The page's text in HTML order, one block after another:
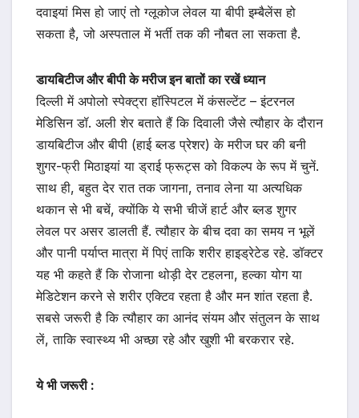
दवाइयां मिस हो जाएं तो ग्लूकोज लेवल या बीपी इम्बैलेंस हो
सकता है, जो अस्पताल में भर्ती तक की नौबत ला सकता है.
डायबिटीज और बीपी के मरीज इन बातों का रखें ध्यान
दिल्ली में अपोलो स्पेक्ट्रा हॉस्पिटल में कंसल्टेंट – इंटरनल
मेडिसिन डॉ. अली शेर बताते हैं कि दिवाली जैसे त्यौहार के दौरान
डायबिटीज और बीपी (हाई ब्लड प्रेशर) के मरीज घर की बनी
शुगर-फ्री मिठाइयां या ड्राई फ्रूट्स को विकल्प के रूप में चुनें.
साथ ही, बहुत देर रात तक जागना, तनाव लेना या अत्यधिक
थकान से भी बचें, क्योंकि ये सभी चीजें हार्ट और ब्लड शुगर
लेवल पर असर डालती हैं. त्यौहार के बीच दवा का समय न भूलें
और पानी पर्याप्त मात्रा में पिएं ताकि शरीर हाइड्रेटेड रहे. डॉक्टर
यह भी कहते हैं कि रोजाना थोड़ी देर टहलना, हल्का योग या
मेडिटेशन करने से शरीर एक्टिव रहता है और मन शांत रहता है.
सबसे जरूरी है कि त्यौहार का आनंद संयम और संतुलन के साथ
लें, ताकि स्वास्थ्य भी अच्छा रहे और खुशी भी बरकरार रहे.
ये भी जरूरी :